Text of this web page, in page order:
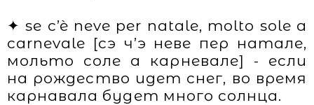
✦ se c’è neve per natale, molto sole a
сarnevale [сэ ч’э неве пер натале,
мольто соле а карневале] - если
на рождество идет снег, во время
карнавала будет много солнца.